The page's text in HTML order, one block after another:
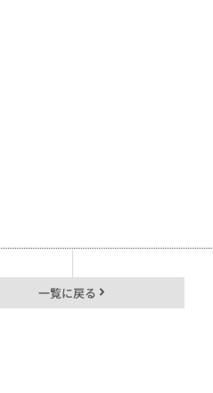
一覧に戻る